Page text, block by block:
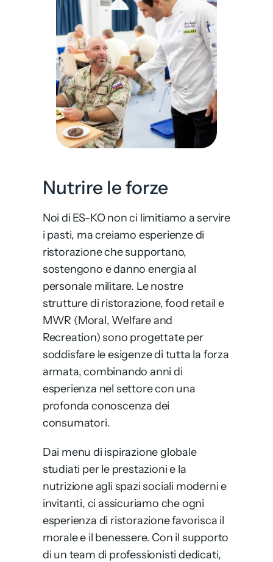
Nutrire le forze
Noi di ES-KO non ci limitiamo a servire
i pasti, ma creiamo esperienze di
ristorazione che supportano,
sostengono e danno energia al
personale militare. Le nostre
strutture di ristorazione, food retail e
MWR (Moral, Welfare and
Recreation) sono progettate per
soddisfare le esigenze di tutta la forza
armata, combinando anni di
esperienza nel settore con una
profonda conoscenza dei
consumatori.
Dai menu di ispirazione globale
studiati per le prestazioni e la
nutrizione agli spazi sociali moderni e
invitanti, ci assicuriamo che ogni
esperienza di ristorazione favorisca il
morale e il benessere. Con il supporto
di un team di professionisti dedicati,